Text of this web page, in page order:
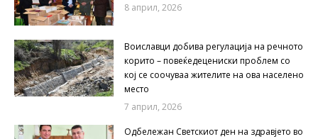
8 април, 2026
Воиславци добива регулација на речното
корито – повеќедецениски проблем со
кој се соочуваа жителите на ова населено
место
7 април, 2026
Одбележан Светскиот ден на здравјето во